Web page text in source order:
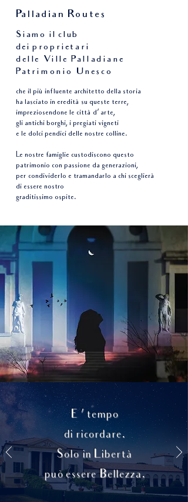
Palladian Routes
Siamo il club
deiproprietari
delle Ville Palladiane
Patrimonio Unesco
che il più influente architetto della storia
ha lasciato in eredità su queste terre,
impreziosendone le città d’ arte,
gli antichi borghi, i pregiati vigneti
e le dolci pendici delle nostre colline.
Le nostre famiglie custodiscono questo
patrimonio con passione da generazioni,
per condividerlo e tramandarlo a chi sceglierà
di essere nostro
graditissimo ospite.
E ’ tempo
di ricordare.
Solo in Libertà
può essere Bellezza.